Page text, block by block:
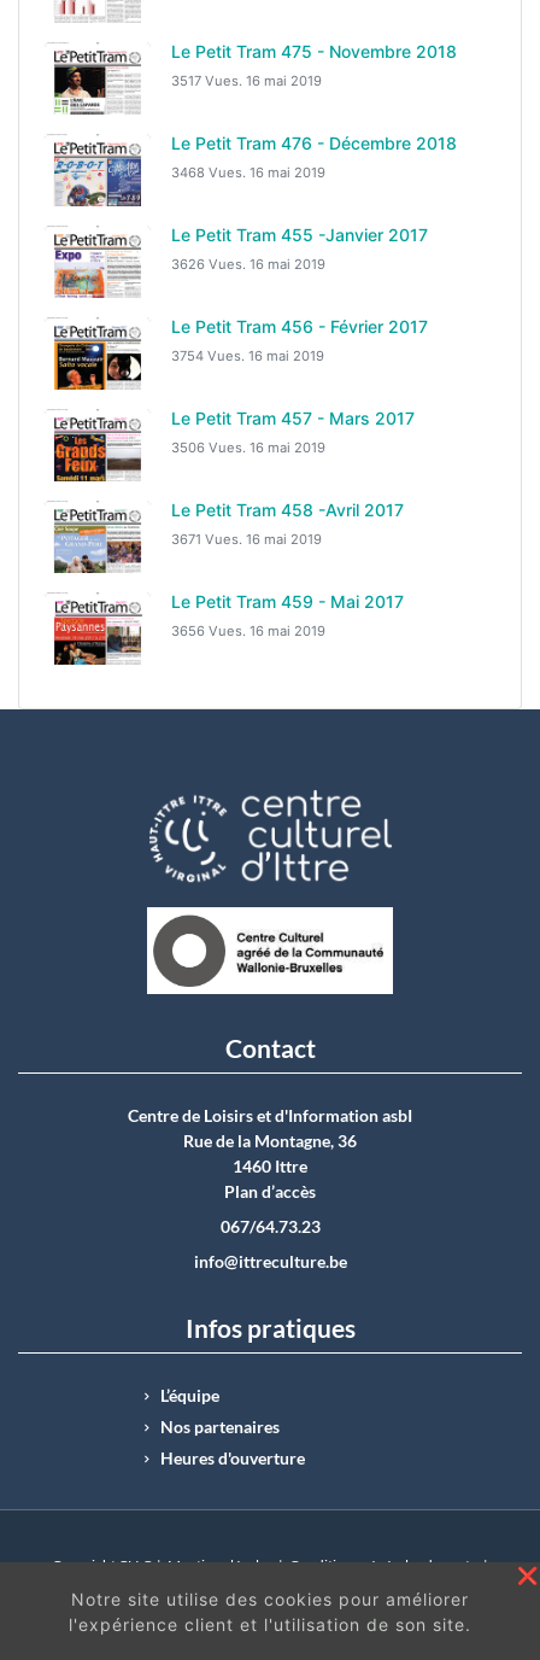
Le Petit Tram 475 - Novembre 2018
3517 Vues. 16 mai 2019
Le Petit Tram 476 - Décembre 2018
3468 Vues. 16 mai 2019
Le Petit Tram 455 -Janvier 2017
3626 Vues. 16 mai 2019
Le Petit Tram 456 - Février 2017
3754 Vues. 16 mai 2019
Le Petit Tram 457 - Mars 2017
3506 Vues. 16 mai 2019
Le Petit Tram 458 -Avril 2017
3671 Vues. 16 mai 2019
Le Petit Tram 459 - Mai 2017
3656 Vues. 16 mai 2019
Contact
Centre de Loisirs et d'Information asbI
Rue de la Montagne, 36
1460 Ittre
Plan d’accès
067/64.73.23
info@ittreculture.be
Infos pratiques
L’équipe
Nos partenaires
Heures d'ouverture
Copyright CLI © | Mentions légales | Conditions générales de vente |
N°Entreprise : BE0414.742.009 |
BE50 0012 6285 4518
Notre site utilise des cookies pour améliorer
l'expérience client et l'utilisation de son site.